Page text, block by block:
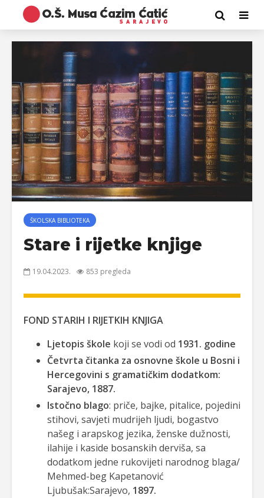
ŠKOLSKA BIBLIOTEKA
Stare i rijetke knjige
19.04.2023. 853 pregleda
FOND STARIH I RIJETKIH KNJIGA
Ljetopis škole koji se vodi od 1931. godine
Četvrta čitanka za osnovne škole u Bosni i
Hercegovini s gramatičkim dodatkom:
Sarajevo, 1887.
Istočno blago: priče, bajke, pitalice, pojedini
stihovi, savjeti mudrijeh ljudi, bogastvo
našeg i arapskog jezika, ženske dužnosti,
ilahije i kaside bosanskih derviša, sa
dodatkom jedne rukovijeti narodnog blaga/
Mehmed-beg Kapetanović
Ljubušak:Sarajevo, 1897.